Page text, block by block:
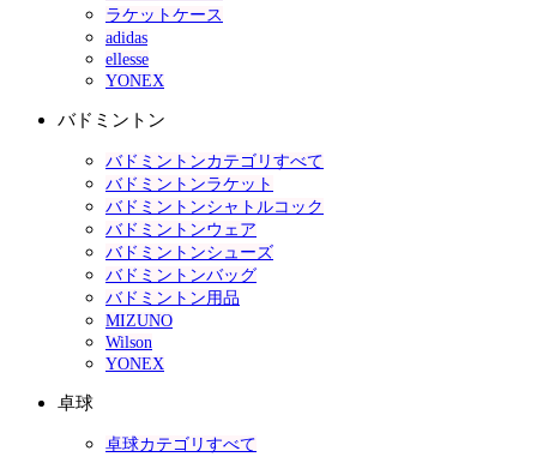
ラケットケース
adidas
ellesse
YONEX
バドミントン
バドミントンカテゴリすべて
バドミントンラケット
バドミントンシャトルコック
バドミントンウェア
バドミントンシューズ
バドミントンバッグ
バドミントン用品
MIZUNO
Wilson
YONEX
卓球
卓球カテゴリすべて